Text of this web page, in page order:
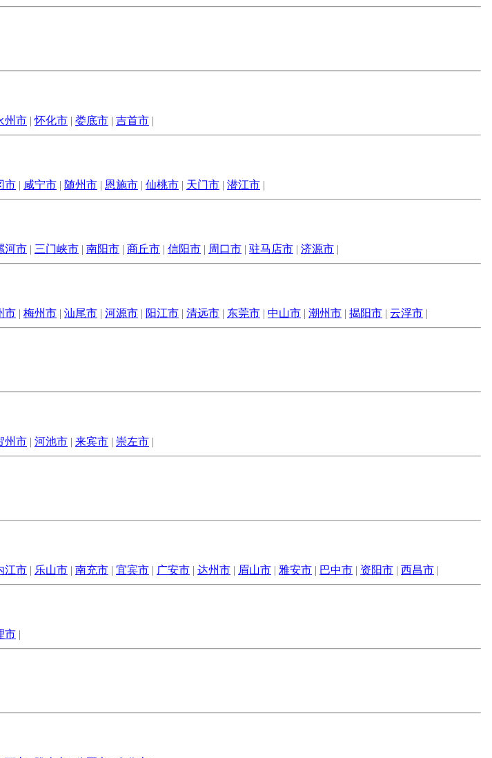
州市 |怀化市 | 娄底市 | 吉首市 |
市 | 咸宁市 | 随州市 | 恩施市 | 仙桃市 | 天门市 | 潜江市 |
河市 | 三门峡市 | 南阳市 | 商丘市 | 信阳市 | 周口市 | 驻马店市 | 济源市 |
市 | 梅州市 | 汕尾市 | 河源市 | 阳江市 | 清远市 | 东莞市 | 中山市 | 潮州市 | 揭阳市 | 云浮市 |
州市 | 河池市 | 来宾市 | 崇左市 |
江市 | 乐山市 | 南充市 | 宜宾市 | 广安市 | 达州市 | 眉山市 | 雅安市 | 巴中市 | 资阳市 | 西昌市 |
市 |